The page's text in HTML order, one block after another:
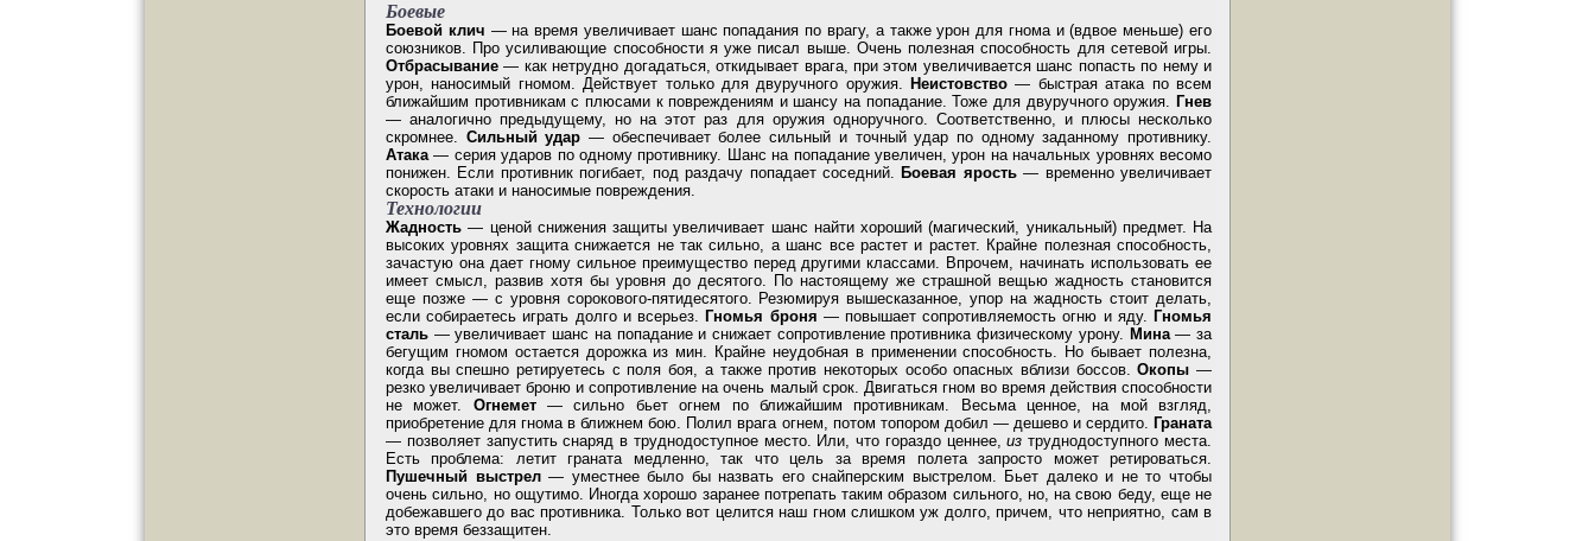
Боевые
Боевой клич — на время увеличивает шанс попадания по врагу, а также урон для гнома и (вдвое меньше) его
союзников. Про усиливающие способности я уже писал выше. Очень полезная способность для сетевой игры.
Отбрасывание— как нетрудно догадаться, откидывает врага, при этом увеличивается шанс попасть по нему и
урон, наносимый гномом. Действует только для двуручного оружия. Неистовство— быстрая атака по всем
ближайшим противникам с плюсами к повреждениям и шансу на попадание. Тоже для двуручного оружия. Гнев
— аналогично предыдущему, но на этот раз для оружия одноручного. Соответственно, и плюсы несколько
скромнее. Сильный удар— обеспечивает более сильный и точный удар по одному заданному противнику.
Атака— серия ударов по одному противнику. Шанс на попадание увеличен, урон на начальных уровнях весомо
понижен. Если противник погибает, под раздачу попадает соседний. Боевая ярость— временно увеличивает
скорость атаки и наносимые повреждения.
Технологии
Жадность— ценой снижения защиты увеличивает шанс найти хороший (магический, уникальный) предмет. На
высоких уровнях защита снижается не так сильно, а шанс все растет и растет. Крайне полезная способность,
зачастую она дает гному сильное преимущество перед другими классами. Впрочем, начинать использовать ее
имеет смысл, развив хотя бы уровня до десятого. По настоящему же страшной вещью жадность становится
еще позже — с уровня сорокового-пятидесятого. Резюмируя вышесказанное, упор на жадность стоит делать,
если собираетесь играть долго и всерьез. Гномья броня — повышает сопротивляемость огню и яду. Гномья
сталь — увеличивает шанс на попадание и снижает сопротивление противника физическому урону. Мина— за
бегущим гномом остается дорожка из мин. Крайне неудобная в применении способность. Но бывает полезна,
когда вы спешно ретируетесь с поля боя, а также против некоторых особо опасных вблизи боссов.Окопы —
резко увеличивает броню и сопротивление на очень малый срок. Двигаться гном во время действия способности
не может. Огнемет—
сильно бьет огнем по ближайшим противникам. Весьма ценное, на мой взгляд,
приобретение для гнома в ближнем бою. Полил врага огнем, потом топором добил — дешево и сердито. Граната
— позволяет запустить снаряд в труднодоступное место. Или, что гораздо ценнее,изтруднодоступного места.
Есть проблема: летит граната медленно, так что цель за время полета запросто может ретироваться.
Пушечный выстрел— уместнее было бы назвать его снайперским выстрелом. Бьет далеко и не то чтобы
очень сильно, но ощутимо. Иногда хорошо заранее потрепать таким образом сильного, но, на свою беду, еще не
добежавшего до вас противника. Только вот целится наш гном слишком уж долго, причем, что неприятно, сам в
это время беззащитен.